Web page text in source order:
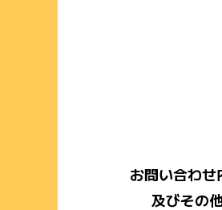
お問い合わせ
及びその